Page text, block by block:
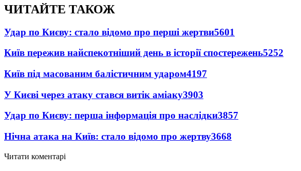
ЧИТАЙТЕ ТАКОЖ
Удар по Києву: стало відомо про перші жертви5601
Київ пережив найспекотніший день в історії спостережень5252
Київ під масованим балістичним ударом4197
У Києві через атаку стався витік аміаку3903
Удар по Києву: перша інформація про наслідки3857
Нічна атака на Київ: стало відомо про жертву3668
Читати коментарі